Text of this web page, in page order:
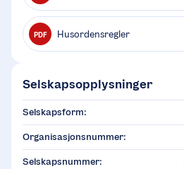
PDF Husordensregler
Selskapsopplysninger
Selskapsform:
Organisasjonsnummer:
Selskapsnummer: